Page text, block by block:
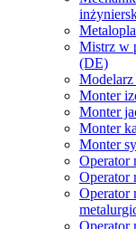
Mistrz w
(DE)
Monter
Monter
Monter
Monter
Operator
Operator
Operator
Operator